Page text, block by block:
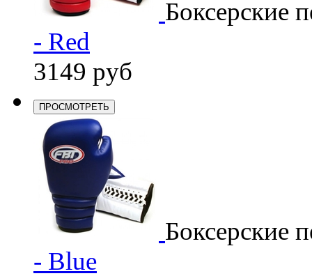
Боксерские
- Red
3149 руб
ПРОСМОТРЕТЬ
Боксерские
- Blue